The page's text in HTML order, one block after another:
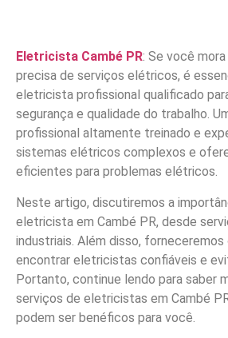
Eletricista Cambé PR: Se você
precisa de serviços elétricos, é
eletricista profissional qualificado
segurança e qualidade do trabalho.
profissional altamente treinado e
sistemas elétricos complexos e
eficientes para problemas elétricos.
Neste artigo, discutiremos a
eletricista em Cambé PR, desde
industriais. Além disso, forneceremos
encontrar eletricistas confiáveis e
Portanto, continue lendo para saber
serviços de eletricistas em Cambé
podem ser benéficos para você.